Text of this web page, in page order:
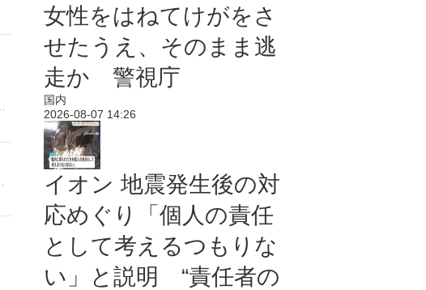
女性をはねてけがをさ
せたうえ、そのまま逃
走か 警視庁
国内
2026-08-07 14:26
イオン 地震発生後の対
応めぐり「個人の責任
として考えるつもりな
い」と説明 “責任者の